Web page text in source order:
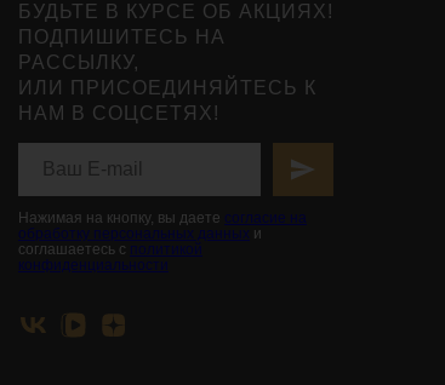
БУДЬТЕ В КУРСЕ ОБ АКЦИЯХ!
ПОДПИШИТЕСЬ НА
РАССЫЛКУ,
ИЛИ ПРИСОЕДИНЯЙТЕСЬ К
НАМ В СОЦСЕТЯХ!
Нажимая на кнопку, вы даете согласие на
обработку персональных данных и
соглашаетесь с политикой
конфиденциальности